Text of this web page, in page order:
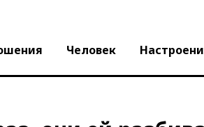
Человек